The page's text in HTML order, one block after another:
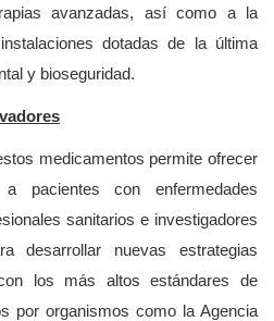
avanzadas, así como a la
dotadas de la última
y bioseguridad.
medicamentos permite ofrecer
a pacientes con enfermedades
sanitarios e investigadores
desarrollar nuevas estrategias
los más altos estándares de
por organismos como la Agencia